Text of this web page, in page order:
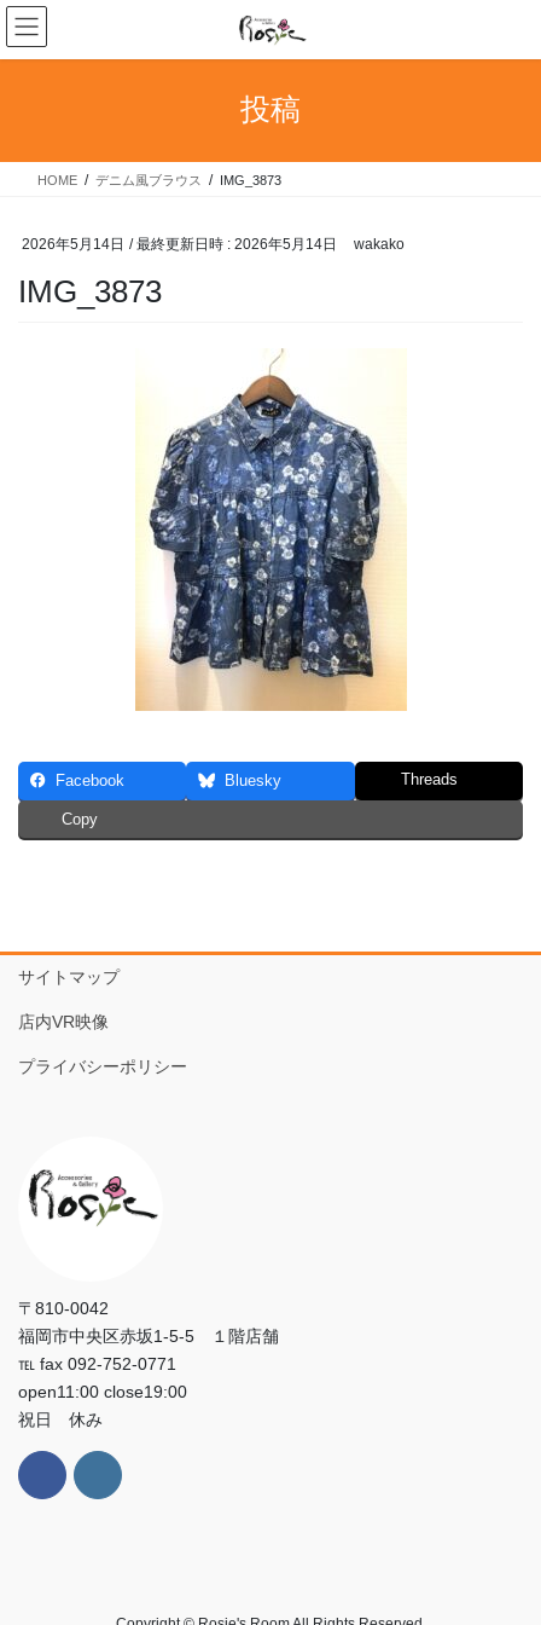
コ
ン
テ
ス
ナ
ビ
ゲ
ン
投稿
HOME デニム風ブラウス IMG_3873
2026年5月14日 / 最終更新日時 : 2026年5月14日 wakako
IMG_3873
Facebook Bluesky Threads
Copy
サイトマップ
店内VR映像
プライバシーポリシー
〒810-0042
福岡市中央区赤坂1-5-5 １階店舗
℡ fax 092-752-0771
open11:00 close19:00
祝日 休み